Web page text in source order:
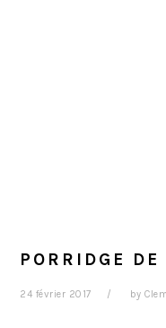
PORRIDGE
24 février 2017 by